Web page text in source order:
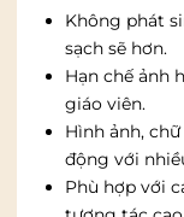
Không phát
sạch sẽ hơn.
Hạn chế ảnh
giáo viên.
Hình ảnh,
động với
Phù hợp với